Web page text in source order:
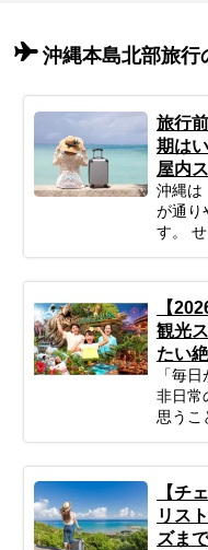
沖縄本島北部旅行
旅行
期は
屋内
沖縄は
が通り
す。
【
観光
たい
「毎
非日常
思うこ
心もリ
です。
ィネー
【チ
リス
ズまで